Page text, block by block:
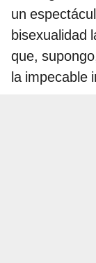
un
bisexualidad
que,
la impecable